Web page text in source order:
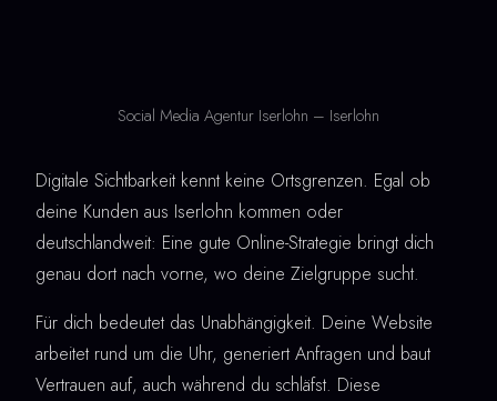
Social Media Agentur Iserlohn – Iserlohn
Digitale Sichtbarkeit kennt keine Ortsgrenzen. Egal ob
deine Kunden aus Iserlohn kommen oder
deutschlandweit: Eine gute Online-Strategie bringt dich
genau dort nach vorne, wo deine Zielgruppe sucht.
Für dich bedeutet das Unabhängigkeit. Deine Website
arbeitet rund um die Uhr, generiert Anfragen und baut
Vertrauen auf, auch während du schläfst. Diese